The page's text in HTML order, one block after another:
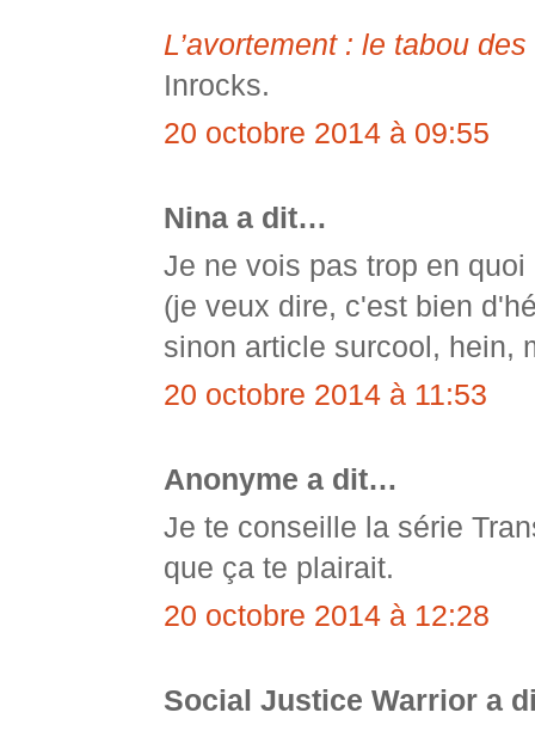
L’avortement : le tabou
Inrocks.
20 octobre 2014 à 09:55
Nina a dit…
Je ne vois pas trop en
(je veux dire, c'est bien
sinon article surcool, hein,
20 octobre 2014 à 11:53
Anonyme a dit…
Je te conseille la série
que ça te plairait.
20 octobre 2014 à 12:28
Social Justice Warrior a